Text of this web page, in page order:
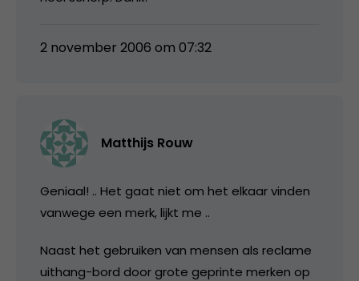
2 november 2006 om 07:32
Matthijs Rouw
Geniaal! .. Het gaat niet om het elkaar vinden
vanwege een merk, lijkt me ..
Naast het gebruiken van mensen als reclame
uithang-bord door grote geprinte merken op